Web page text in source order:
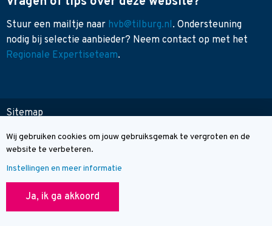
Cookie melding
Wij gebruiken cookies om jouw gebruiksgemak te vergroten en de
website te verbeteren.
Instellingen en meer informatie
Ja, ik ga akkoord
Stuur een mailtje naar hvb@tilburg.nl. Ondersteuning
nodig bij selectie aanbieder? Neem contact op met het
Regionale Expertiseteam.
© Wegwijzer Hart van Brabant
Sitemap
Contact